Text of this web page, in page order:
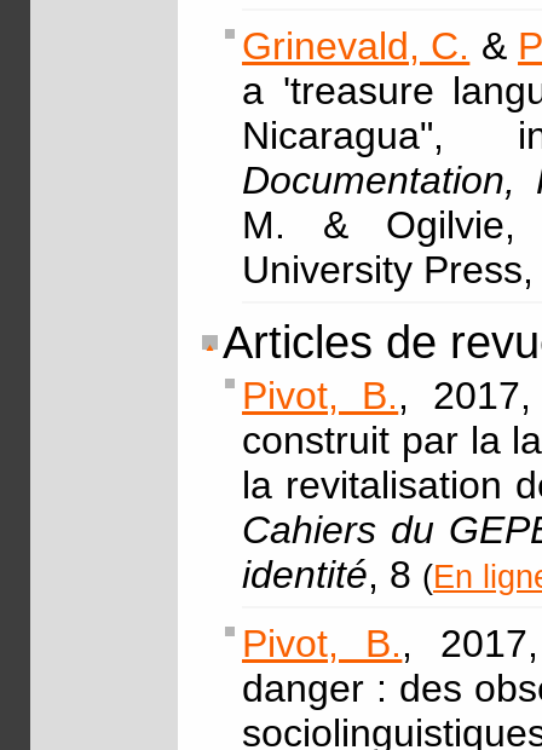
Grinevald, C. &
a 'treasure
Documentation,
M. & Ogilvie,
University
Articles de
Pivot, B.,
construit par la
la revitalisation
Cahiers du
identité, 8 (En
Pivot, B.,
danger : des